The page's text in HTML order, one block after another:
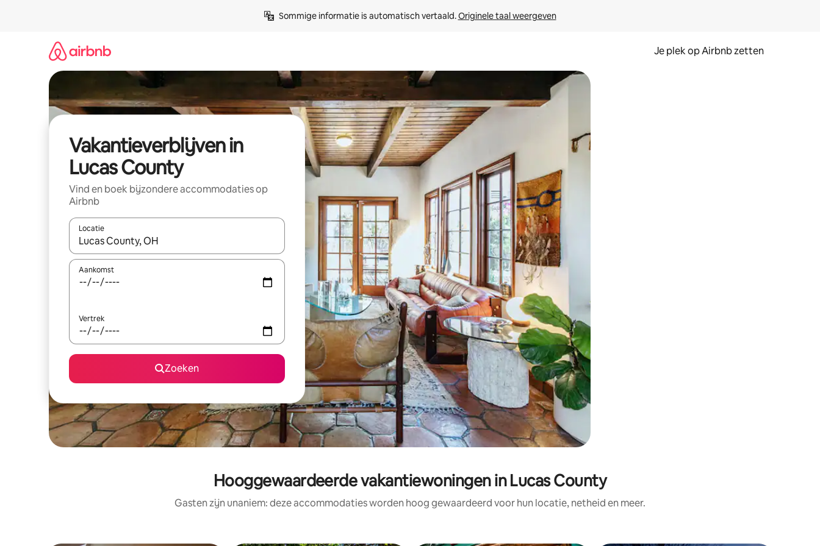
Sommige informatie is automatisch vertaald. Originele taal weergeven
Je plek op Airbnb zetten
Vakantieverblijven in
Lucas County
Vind en boek bijzondere accommodaties op
Airbnb
Locatie
Wanneer er resultaten beschikbaar zijn, maak je een keuze met je de pijltjestoetsen omhoog en omlaag, óf door te tikken of swipen.
Aankomst
Vertrek
Zoeken
Hooggewaardeerde vakantiewoningen in Lucas County
Gasten zijn unaniem: deze accommodaties worden hoog gewaardeerd voor hun locatie, netheid en meer.